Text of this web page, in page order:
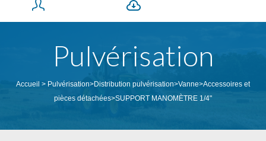
Pulvérisation
Accueil > Pulvérisation>Distribution pulvérisation>Vanne>Accessoires et
pièces détachées>SUPPORT MANOMÈTRE 1/4"